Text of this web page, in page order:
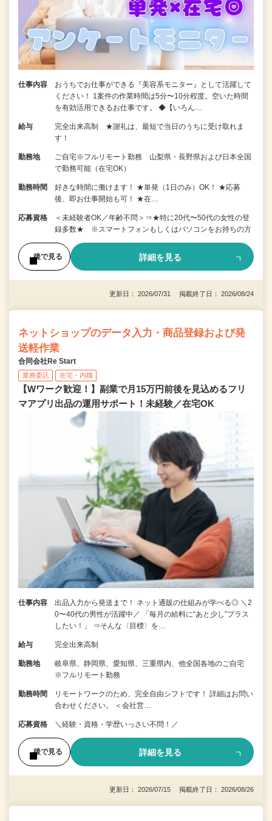
仕事内容
おうちでお仕事ができる『美容系モニター』として活躍して
ください！ 1案件の作業時間は5分〜10分程度。空いた時間
を有効活用できるお仕事です。 ◆【いろん…
給与
完全出来高制 ★謝礼は、最短で当日のうちに受け取れま
す！
勤務地
ご自宅※フルリモート勤務 山梨県・長野県および日本全国
で勤務可能（在宅OK）
勤務時間
好きな時間に働けます！ ★単発（1日のみ）OK！ ★応募
後、即お仕事開始も可！ ★在…
応募資格
＜未経験者OK／年齢不問＞⇒★特に20代〜50代の女性の登
録多数★ ※スマートフォンもしくはパソコンをお持ちの方
後で見る 詳細を見る
更新日： 2026/07/31 掲載終了日： 2026/08/24
ネットショップのデータ入力・商品登録および発
送軽作業
合同会社Re Start
業務委託 在宅・内職
【Wワーク歓迎！】副業で月15万円前後を見込めるフリ
マアプリ出品の運用サポート！未経験／在宅OK
仕事内容
出品入力から発送まで！ ネット通販の仕組みが学べる◎ ＼2
0〜40代の男性が活躍中／ 「毎月の給料に“あと少し”プラス
したい！」 ⇒そんな〈目標〉を…
給与 完全出来高制
勤務地
岐阜県、静岡県、愛知県、三重県内、他全国各地のご自宅
※フルリモート勤務
勤務時間
リモートワークのため、完全自由シフトです！ 詳細はお問い
合わせください。 ＜会社営…
応募資格 ＼経験・資格・学歴いっさい不問！／
後で見る 詳細を見る
更新日： 2026/07/15 掲載終了日： 2026/08/26